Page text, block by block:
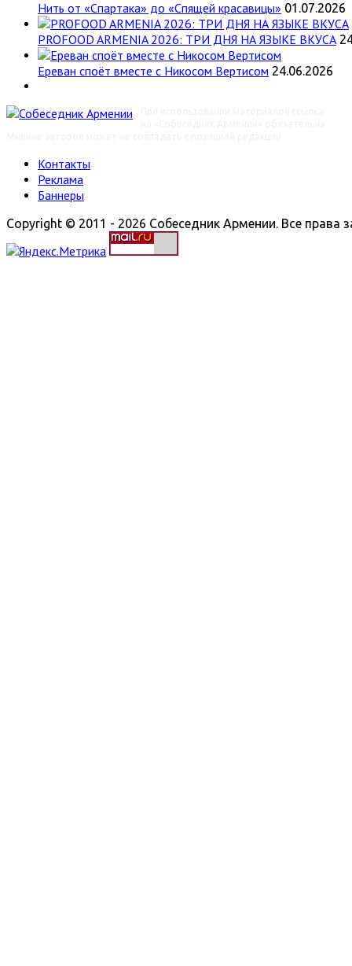
Нить от «Спартака» до «Спящей красавицы» 01.07.2026
PROFOOD ARMENIA 2026: ТРИ ДНЯ НА ЯЗЫКЕ ВКУСА
Ереван споёт вместе с Никосом Вертисом 24.06.2026
Контакты
Реклама
Баннеры
Copyright © 2011 - 2026 Собеседник Армении. Все права